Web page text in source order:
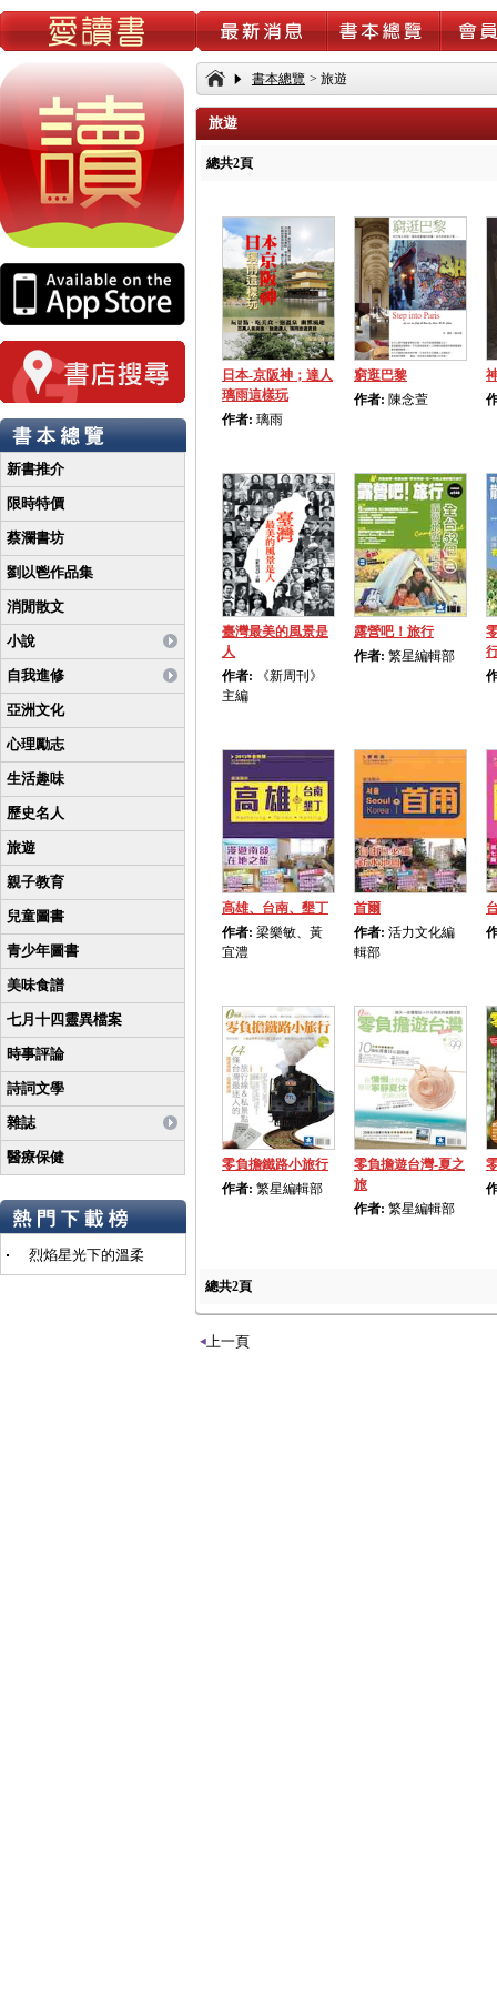
新書推介
限時特價
蔡瀾書坊
劉以鬯作品集
消閒散文
小說
自我進修
亞洲文化
心理勵志
生活趣味
歷史名人
旅遊
親子教育
兒童圖書
青少年圖書
美味食譜
七月十四靈異檔案
時事評論
詩詞文學
雜誌
醫療保健
烈焰星光下的溫柔
書本總覽 > 旅遊
旅遊
總共2頁
日本-京阪神；達人
璃雨這樣玩
作者: 璃雨
窮逛巴黎
作者: 陳念萱
臺灣最美的風景是
人
作者: 《新周刊》
主編
露營吧！旅行
作者: 繁星編輯部
高雄、台南、墾丁
作者: 梁樂敏、黃
宜澧
首爾
作者: 活力文化編
輯部
零負擔鐵路小旅行
作者: 繁星編輯部
零負擔遊台灣-夏之
旅
作者: 繁星編輯部
總共2頁
上一頁